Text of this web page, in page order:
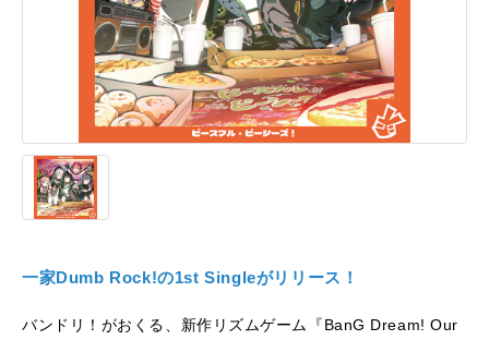
一家Dumb Rock!の1st Singleがリリース！
バンドリ！がおくる、新作リズムゲーム『BanG Dream! Our